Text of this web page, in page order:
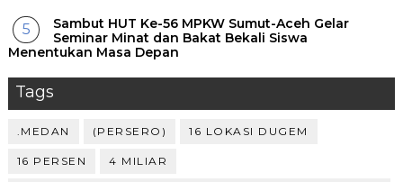
Sambut HUT Ke-56 MPKW Sumut-Aceh Gelar
Seminar Minat dan Bakat Bekali Siswa
Menentukan Masa Depan ‎
Tags
.MEDAN (PERSERO) 16 LOKASI DUGEM
16 PERSEN 4 MILIAR